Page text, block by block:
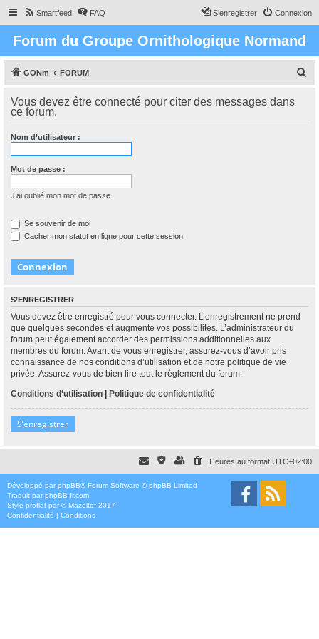
Smartfeed FAQ Connexion
S’enregistrer
Forum du Groupe Ornithologique Normand
GONm FORUM
h
Vous devez être connecté pour citer des messages dans
ce forum.
Nom d’utilisateur :
Mot de passe :
J’ai oublié mon mot de passe
Se souvenir de moi
Cacher mon statut en ligne pour cette session
S’ENREGISTRER
Vous devez être enregistré pour vous connecter. L’enregistrement ne prend
que quelques secondes et augmente vos possibilités. L’administrateur du
forum peut également accorder des permissions additionnelles aux
membres du forum. Avant de vous enregistrer, assurez-vous d’avoir pris
connaissance de nos conditions d’utilisation et de notre politique de vie
privée. Assurez-vous de bien lire tout le règlement du forum.
Conditions d’utilisation | Politique de confidentialité
S’enregistrer
Heures au format UTC+02:00
Développé par phpBB® Forum Software © phpBB Limited
Traduit par phpBB-fr.com
Style proflat par ©Mazeltof 2017
Confidentialité | Conditions